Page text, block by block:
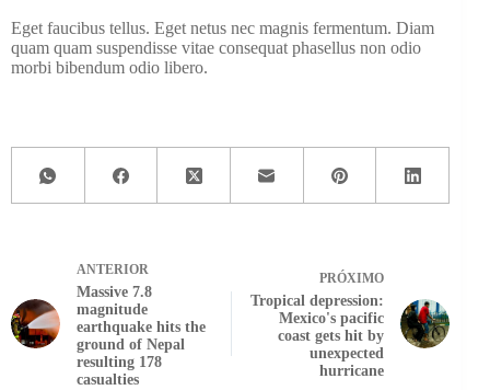
Eget faucibus tellus. Eget netus nec magnis fermentum. Diam
quam quam suspendisse vitae consequat phasellus non odio
morbi bibendum odio libero.
ANTERIOR
Massive 7.8
magnitude
earthquake hits the
ground of Nepal
resulting 178
casualties
PRÓXIMO
Tropical depression:
Mexico's pacific
coast gets hit by
unexpected
hurricane